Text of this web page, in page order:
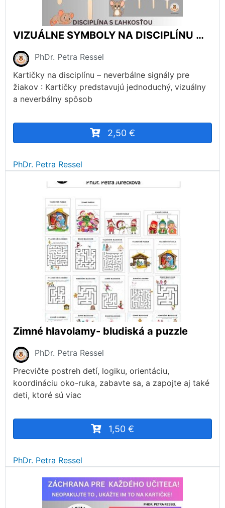
VIZUÁLNE SYMBOLY NA DISCIPLÍNU MOTÍV MYŠKY (ZÁCHRANA UNAVENÉHO UČITEĽA)
PhDr. Petra Ressel
Kartičky na disciplínu – neverbálne signály pre
žiakov : Kartičky predstavujú jednoduchý, vizuálny
a neverbálny spôsob
2,50 €
PhDr. Petra Ressel
Zimné hlavolamy- bludiská a puzzle
PhDr. Petra Ressel
Precvičte postreh detí, logiku, orientáciu,
koordináciu oko-ruka, zabavte sa, a zapojte aj také
deti, ktoré sú viac
1,50 €
PhDr. Petra Ressel